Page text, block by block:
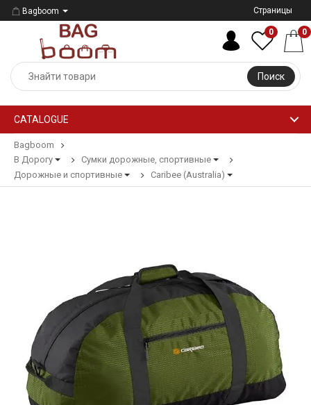
Bagboom Страницы
Поиск
0 0
CATALOGUE
Bagboom
В Дорогу
Сумки дорожные, спортивные
Дорожные и спортивные
Caribee (Australia)